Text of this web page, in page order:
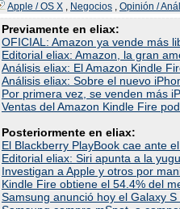
Apple / OS X , Negocios , Opinión /
Previamente en eliax:
OFICIAL: Amazon ya vende más
Editorial eliax: Amazon, la gran
Análisis eliax: El Amazon Kindle
Análisis eliax: Sobre el nuevo
Por primera vez, se venden más
Ventas del Amazon Kindle Fire
Posteriormente en eliax:
El Blackberry PlayBook cae ante
Editorial eliax: Siri apunta a la
Investigan a Apple y otros por
Kindle Fire obtiene el 54.4% del
Samsung anunció hoy el Galaxy